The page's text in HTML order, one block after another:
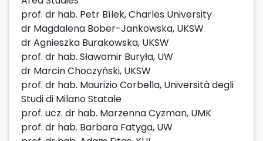
prof. dr hab. Petr Bílek, Charles University
dr Magdalena Bober-Jankowska, UKSW
dr Agnieszka Burakowska, UKSW
prof. dr hab. Sławomir Buryła, UW
dr Marcin Choczyński, UKSW
prof. dr hab. Maurizio Corbella, Università degli
Studi di Milano Statale
prof. ucz. dr hab. Marzenna Cyzman, UMK
prof. dr hab. Barbara Fatyga, UW